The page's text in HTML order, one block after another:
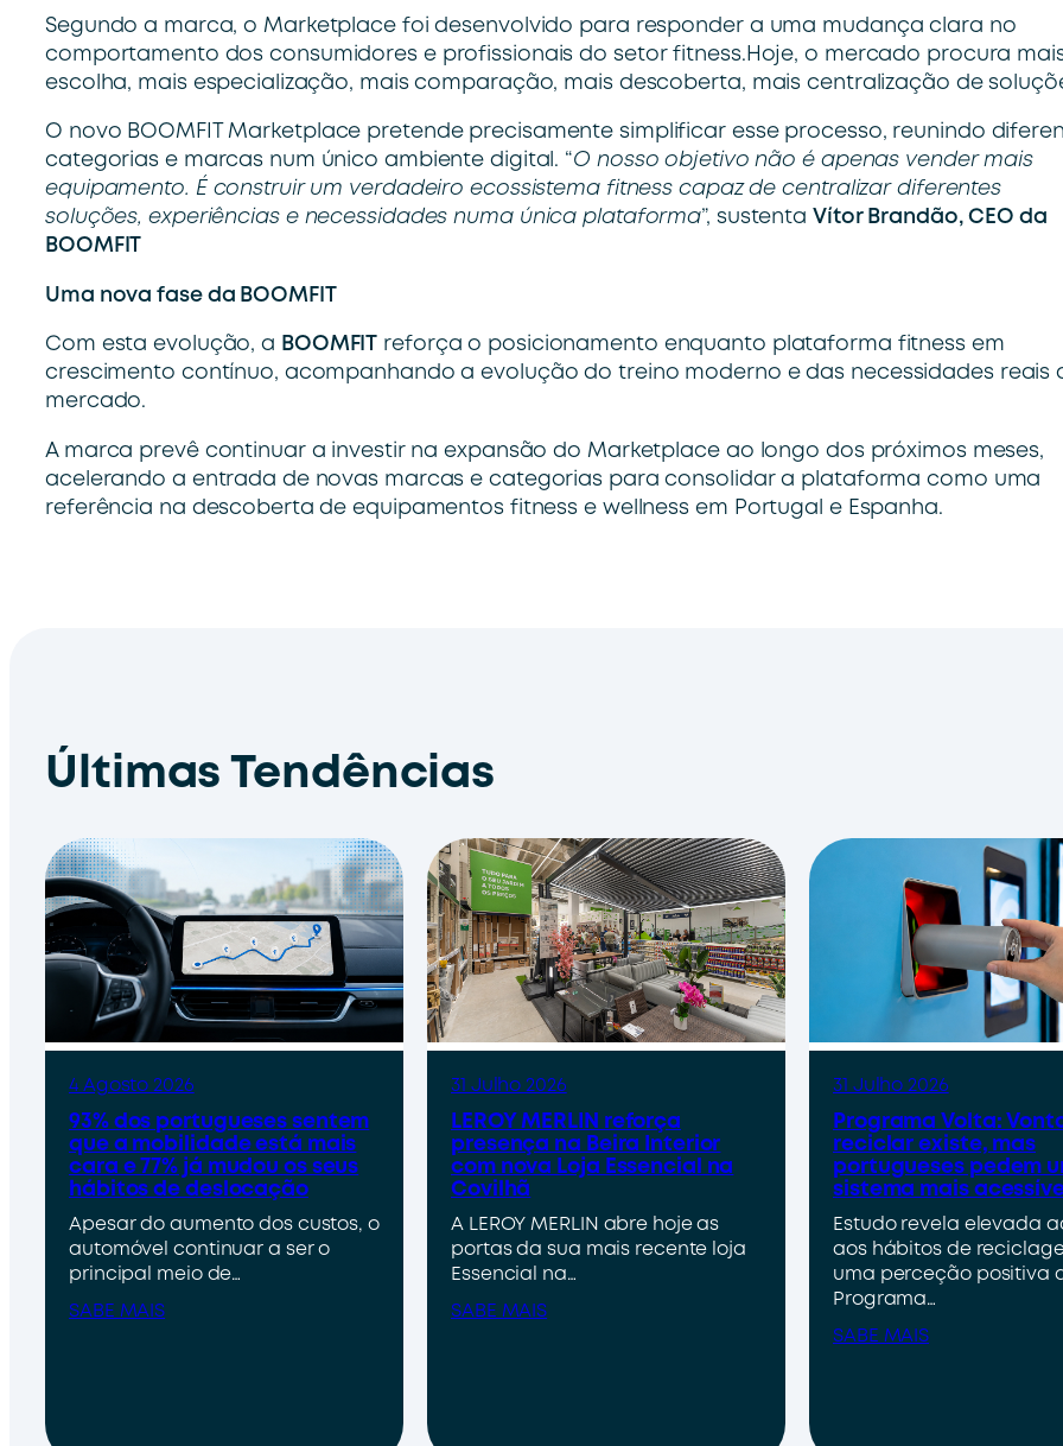
Segundo a marca, o Marketplace foi desenvolvido para responder a uma mudança clara no
comportamento dos consumidores e profissionais do setor fitness.Hoje, o mercado procura
escolha, mais especialização, mais comparação, mais descoberta, mais centralização de
O novo BOOMFIT Marketplace pretende precisamente simplificar esse processo, reunindo
categorias e marcas num único ambiente digital. “O nosso objetivo não é apenas vender mais
equipamento. É construir um verdadeiro ecossistema fitness capaz de centralizar diferentes
soluções,experiências e necessidades numa única plataforma”, sustenta Vítor Brandão, CEO da
BOOMFIT
Uma nova fase da BOOMFIT
Com esta evolução, a BOOMFIT
reforça o posicionamento enquanto plataforma fitness em
crescimento contínuo, acompanhando a evolução do treino moderno e das necessidades reais
mercado.
A marca prevê continuar a investir na expansão do Marketplace ao longo dos próximos meses,
acelerando a entrada de novas marcas e categorias para consolidar a plataforma como uma
referência na descoberta de equipamentos fitness e wellness em Portugal e Espanha.
Últimas Tendências
4 Agosto 2026
93% dos portugueses sentem
que a mobilidade está mais
cara e 77% já mudou os seus
hábitos de deslocação
Apesar do aumento dos custos, o
automóvel continuar a ser o
principal meio de…
SABE MAIS
31 Julho 2026
LEROY MERLIN reforça
presença na Beira Interior
com nova Loja Essencial na
Covilhã
A LEROY MERLIN abre hoje as
portas da sua mais recente loja
Essencial na…
SABE MAIS
31 Julho 2026
Programa Volta:
reciclar existe, mas
portugueses pedem
sistema mais
Estudo revela elevada
aos hábitos de
uma perceção positiva
Programa…
SABE MAIS